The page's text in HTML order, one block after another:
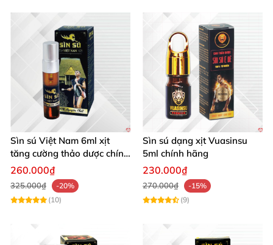
Sìn sú Việt Nam 6ml xịt
tăng cường thảo dược chính
hãng tiện lợi
260.000₫
325.000₫
-20%
(10)
Sìn sú dạng xịt Vuasinsu
5ml chính hãng
230.000₫
270.000₫
-15%
(9)